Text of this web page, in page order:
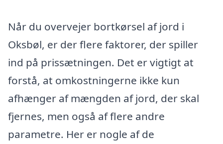
Når du overvejer bortkørsel af jord i
Oksbøl, er der flere faktorer, der spiller
ind på prissætningen. Det er vigtigt at
forstå, at omkostningerne ikke kun
afhænger af mængden af jord, der skal
fjernes, men også af flere andre
parametre. Her er nogle af de